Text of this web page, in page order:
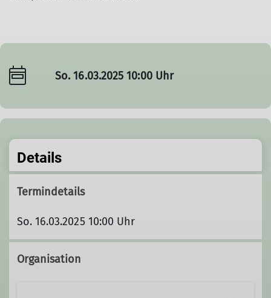
So. 16.03.2025 10:00 Uhr
Details
Termindetails
So. 16.03.2025 10:00 Uhr
Organisation